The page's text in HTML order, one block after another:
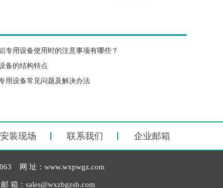
专用设备使用时的注意事项有哪些？
备的结构特点
用设备常见问题及解决办法
安装现场 联系我们 企业邮箱
网 址：www.wxpwgz.com
：sales@wxzbgzsb.com